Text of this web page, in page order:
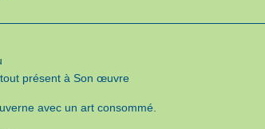
présent à Son œuvre
avec un art consommé.